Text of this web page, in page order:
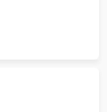
помпе.